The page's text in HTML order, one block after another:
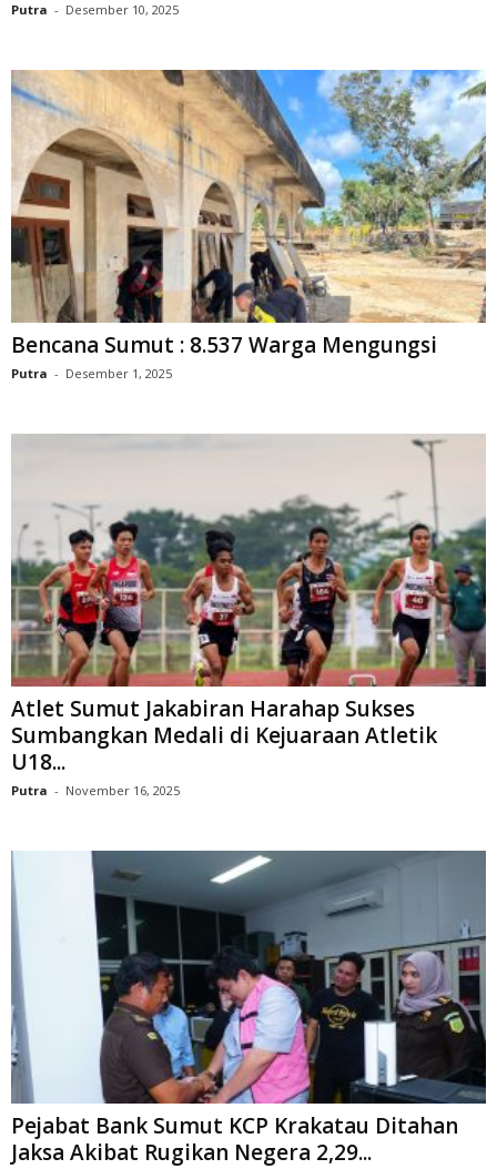
Putra - Desember 10, 2025
Bencana Sumut : 8.537 Warga Mengungsi
Putra - Desember 1, 2025
Atlet Sumut Jakabiran Harahap Sukses
Sumbangkan Medali di Kejuaraan Atletik
U18...
Putra - November 16, 2025
Pejabat Bank Sumut KCP Krakatau Ditahan
Jaksa Akibat Rugikan Negera 2,29...